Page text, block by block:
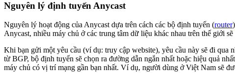
Nguyên lý định tuyến Anycast
Nguyên lý hoạt động của Anycast dựa trên cách các bộ định tuyến (router
Anycast, nhiều máy chủ ở các trung tâm dữ liệu khác nhau trên thế giới
Khi bạn gửi một yêu cầu (ví dụ: truy cập website), yêu cầu này sẽ đi
từ BGP, bộ định tuyến sẽ chọn ra đường dẫn ngắn nhất hoặc hiệu quả
máy chủ có vị trí mạng gần bạn nhất. Ví dụ, người dùng ở Việt Nam sẽ